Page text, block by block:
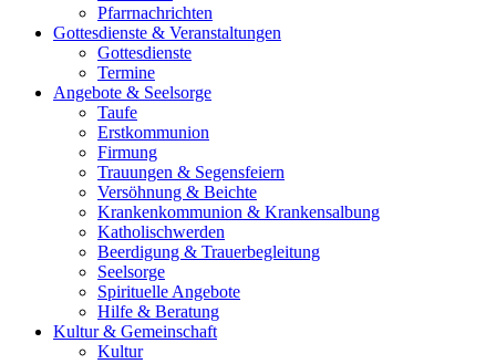
Pfarrnachrichten
Gottesdienste & Veranstaltungen
Gottesdienste
Termine
Angebote & Seelsorge
Taufe
Erstkommunion
Firmung
Trauungen & Segensfeiern
Versöhnung & Beichte
Krankenkommunion & Krankensalbung
Katholischwerden
Beerdigung & Trauerbegleitung
Seelsorge
Spirituelle Angebote
Hilfe & Beratung
Kultur & Gemeinschaft
Kultur